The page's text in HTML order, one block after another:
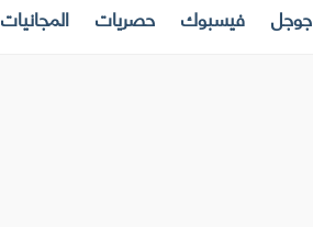
جوجل فيسبوك حصريات المجانيات